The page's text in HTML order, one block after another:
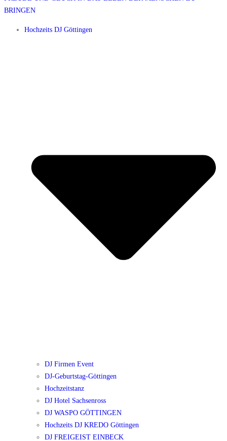
Hochzeits DJ Göttingen
DJ Firmen Event
DJ-Geburtstag-Göttingen
Hochzeitstanz
DJ Hotel Sachsenross
DJ WASPO GÖTTINGEN
Hochzeits DJ KREDO Göttingen
DJ FREIGEIST EINBECK